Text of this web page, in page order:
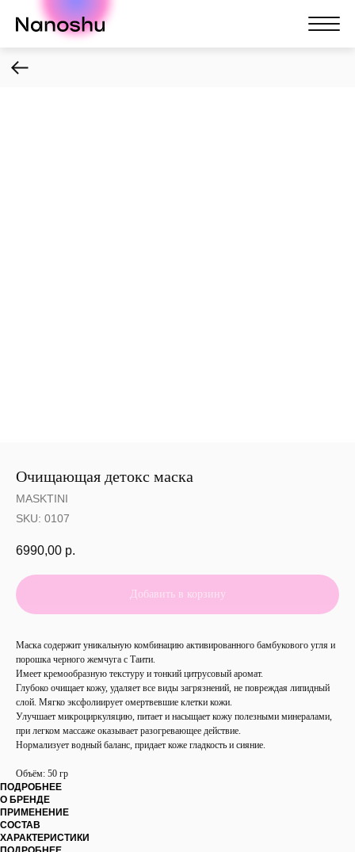
Nanoshu
Очищающая детокс маска
MASKTINI
SKU: 0107
6990,00 р.
Добавить в корзину
Маска содержит уникальную комбинацию активированного бамбукового угля и
порошка черного жемчуга с Таити.
Имеет кремообразную текстуру и тонкий цитрусовый аромат.
Глубоко очищает кожу, удаляет все виды загрязнений, не повреждая липидный
слой. Мягко эксфолиирует омертвевшие клетки кожи.
Улучшает микроциркуляцию, питает и насыщает кожу полезными минералами,
при легком массаже оказывает разогревающее действие.
Нормализует водный баланс, придает коже гладкость и сияние.
Объём: 50 гр
ПОДРОБНЕЕ
О БРЕНДЕ
ПРИМЕНЕНИЕ
СОСТАВ
ХАРАКТЕРИСТИКИ